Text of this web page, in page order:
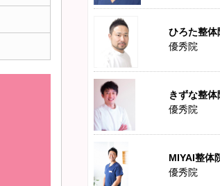
ひろた整体
優秀院
きずな整体
優秀院
MIYAI整
優秀院